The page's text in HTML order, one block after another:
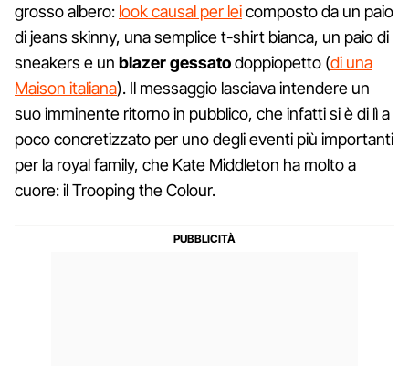
grosso albero: look causal per leicomposto da un paio
di jeans skinny, una semplice t-shirt bianca, un paio di
sneakers e un blazer gessatodoppiopetto (di una
Maison italiana). Il messaggio lasciava intendere un
suo imminente ritorno in pubblico, che infatti si è di lì a
poco concretizzato per uno degli eventi più importanti
per la royal family, che Kate Middleton ha molto a
cuore: il Trooping the Colour.